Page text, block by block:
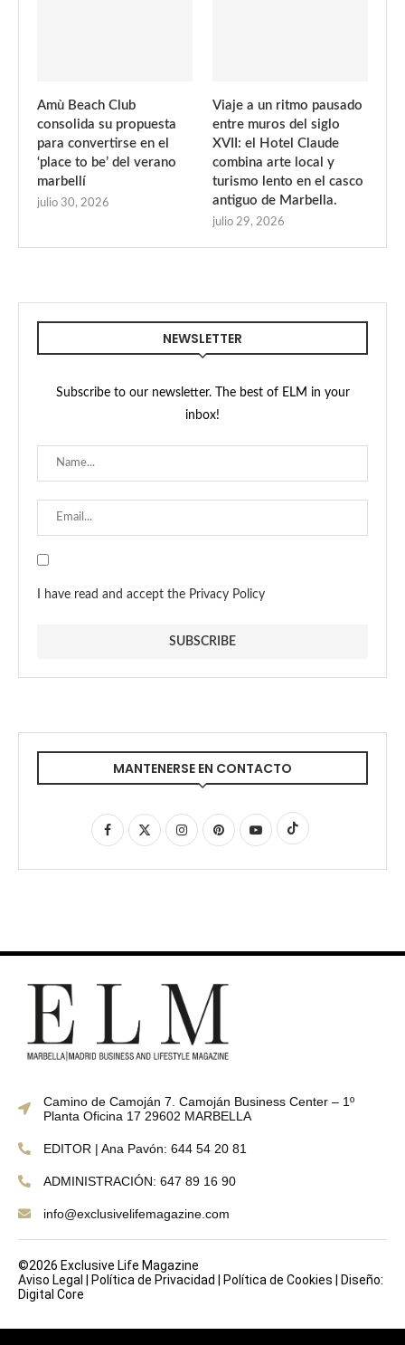
Amù Beach Club
consolida su propuesta
para convertirse en el
‘place to be’ del verano
marbellí
julio 30, 2026
Viaje a un ritmo pausado
entre muros del siglo
XVII: el Hotel Claude
combina arte local y
turismo lento en el casco
antiguo de Marbella.
julio 29, 2026
NEWSLETTER
Subscribe to our newsletter. The best of ELM in your
inbox!
I have read and accept the Privacy Policy
MANTENERSE EN CONTACTO
Camino de Camoján 7. Camoján Business Center – 1º
Planta Oficina 17 29602 MARBELLA
EDITOR | Ana Pavón: 644 54 20 81
ADMINISTRACIÓN: 647 89 16 90
info@exclusivelifemagazine.com
©2026 Exclusive Life Magazine
Aviso Legal
Política de Privacidad Política de Cookies
Diseño:
Digital Core